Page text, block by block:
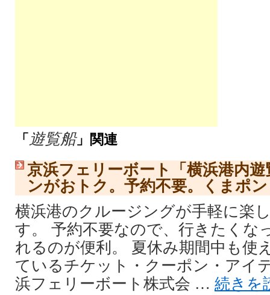
「 遊覧船」関連
京浜フェリーボート「横浜港内
ンがおトク。予約不要。くまポン
横浜港のクルージングが手軽に楽
す。 予約不要なので、行きたくな
れるのが便利。 夏休み期間中も使
ているチケット・クーポン・アイ
浜フェリーボート株式会 … 続きを